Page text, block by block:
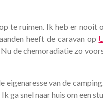
te ruimen. Ik heb er
heeft de caravan op
de chemoradiatie zo
eigenaresse van de
ga snel naar huis om een